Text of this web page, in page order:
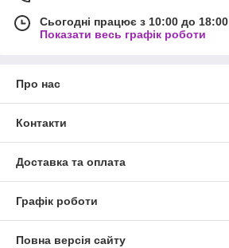
Сьогодні працює з 10:00 до 18:00
Показати весь графік роботи
Про нас
Контакти
Доставка та оплата
Графік роботи
Повна версія сайту